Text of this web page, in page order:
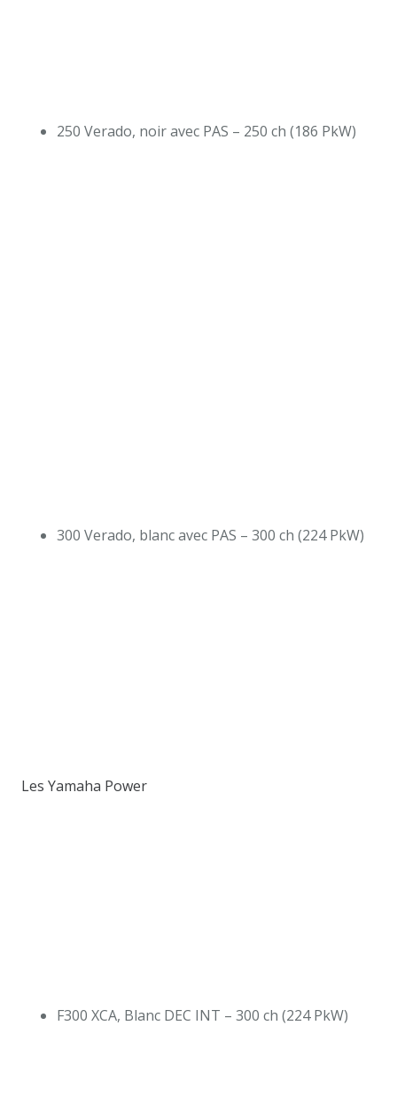
250 Verado, noir avec PAS – 250 ch (186 PkW)
300 Verado, blanc avec PAS – 300 ch (224 PkW)
Les Yamaha Power
F300 XCA, Blanc DEC INT – 300 ch (224 PkW)